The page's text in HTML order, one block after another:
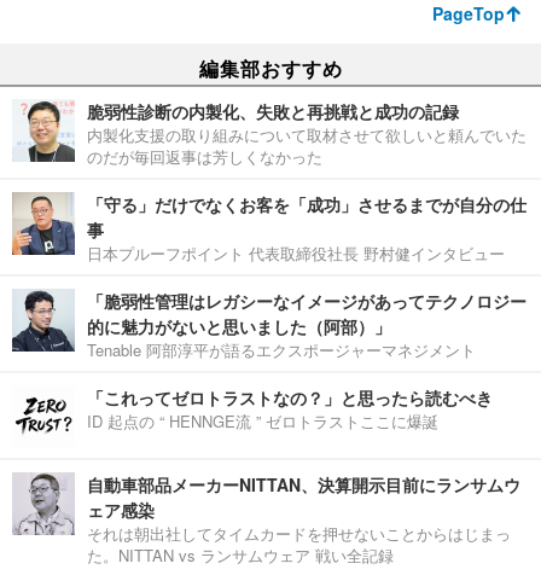
PageTop
編集部おすすめ
脆弱性診断の内製化、失敗と再挑戦と成功の記録
内製化支援の取り組みについて取材させて欲しいと頼んでいた
のだが毎回返事は芳しくなかった
「守る」だけでなくお客を「成功」させるまでが自分の仕
事
日本プルーフポイント 代表取締役社長 野村健インタビュー
「脆弱性管理はレガシーなイメージがあってテクノロジー
的に魅力がないと思いました（阿部）」
Tenable 阿部淳平が語るエクスポージャーマネジメント
「これってゼロトラストなの？」と思ったら読むべき
ID 起点の “ HENNGE流 ” ゼロトラストここに爆誕
自動車部品メーカーNITTAN、決算開示目前にランサムウ
ェア感染
それは朝出社してタイムカードを押せないことからはじまっ
た。NITTAN vs ランサムウェア 戦い全記録